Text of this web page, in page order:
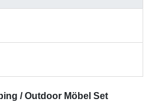
/ Outdoor Möbel Set